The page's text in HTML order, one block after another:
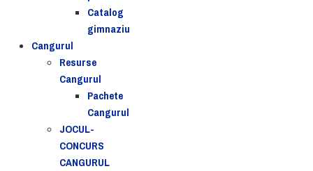
Catalog
gimnaziu
Cangurul
Resurse
Cangurul
Pachete
Cangurul
JOCUL-
CONCURS
CANGURUL